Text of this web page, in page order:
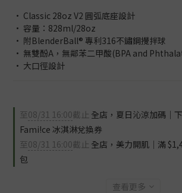
• Classic 28oz V2 圓弧底座設計
• 容量：828ml/28oz
• 附BlenderBall® 專利316不鏽鋼攪拌球
• 無雙酚A，無鄰苯二甲酸(BPA and
• 大口徑設計
至08/31 16:00截止 全店，夏日沁涼加碼｜
Fami!ce 冰淇淋兌換券
至08/31 16:00截止 全店，美力開肌｜滿
包
查看更多